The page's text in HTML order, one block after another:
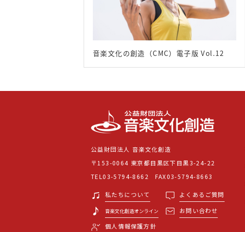
音楽文化の創造（CMC）電子版 Vol.12
公益財団法人 音楽文化創造
〒153-0064 東京都目黒区下目黒3-24-22
TEL03-5794-8662 FAX03-5794-8663
私たちについて よくあるご質問
音楽文化創造オンライン
お問い合わせ
個人情報保護方針